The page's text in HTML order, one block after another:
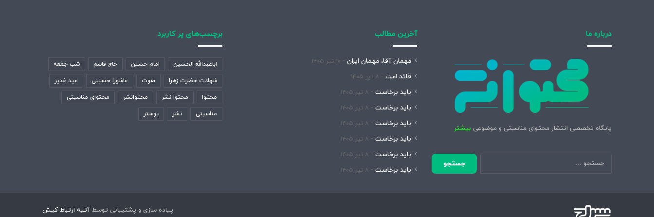
درباره ما
پایگاه تخصصی انتشار محتوای مناسبتی و موضوعی بیشتر
جستجو
برای:
آخرین مطالب
مهمان آقا، مهمان ایران ۱۰ تیر ۱۴۰۵
قائد امت ۸ تیر ۱۴۰۵
باید برخاست ۸ تیر ۱۴۰۵
باید برخاست ۸ تیر ۱۴۰۵
باید برخاست ۸ تیر ۱۴۰۵
باید برخاست ۸ تیر ۱۴۰۵
باید برخاست ۸ تیر ۱۴۰۵
باید برخاست ۸ تیر ۱۴۰۵
برچسب‌های پر کاربرد
اباعبدالله الحسین امام حسین حاج قاسم شب جمعه
شهادت حضرت زهرا صوت عاشورا حسینی عید غدیر
محتوا محتوا نشر محتوانشر محتوای مناسبتی
مناسبتی نشر پوستر
پیاده سازی و پشتیبانی توسط آتیه ارتباط کیش